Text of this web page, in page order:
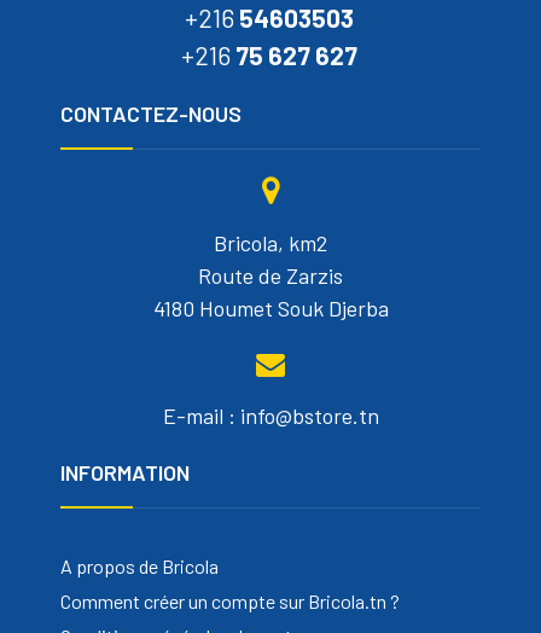
+216 54603503
+216 75 627 627
CONTACTEZ-NOUS
Bricola, km2
Route de Zarzis
4180 Houmet Souk Djerba
E-mail : info@bstore.tn
INFORMATION
A propos de Bricola
Comment créer un compte sur Bricola.tn ?